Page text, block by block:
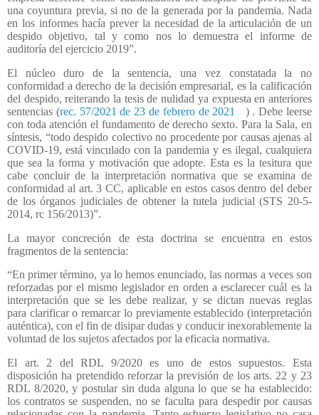
una coyuntura previa, si no de la generada por la pandemia. Nada
en los informes hacía prever la necesidad de la articulación de un
despido objetivo, tal y como nos lo demuestra el informe de
auditoría del ejercicio 2019”.
El núcleo duro de la sentencia, una vez constatada la no
conformidad a derecho de la decisión empresarial, es la calificación
del despido, reiterando la tesis de nulidad ya expuesta en anteriores
sentencias (rec. 57/2021 de 23 de febrero de 2021
) . Debe leerse
con toda atención el fundamento de derecho sexto. Para la Sala, en
síntesis, “todo despido colectivo no procedente por causas ajenas al
COVID-19, está vinculado con la pandemia y es ilegal, cualquiera
que sea la forma y motivación que adopte. Esta es la tesitura que
cabe concluir de la interpretación normativa que se examina de
conformidad al art. 3 CC, aplicable en estos casos dentro del deber
de los órganos judiciales de obtener la tutela judicial (STS 20-5-
2014, rc 156/2013)”.
La mayor concreción de esta doctrina se encuentra en estos
fragmentos de la sentencia:
“En primer término, ya lo hemos enunciado, las normas a veces son
reforzadas por el mismo legislador en orden a esclarecer cuál es la
interpretación que se les debe realizar, y se dictan nuevas reglas
para clarificar o remarcar lo previamente establecido (interpretación
auténtica), con el fin de disipar dudas y conducir inexorablemente la
voluntad de los sujetos afectados por la eficacia normativa.
El art. 2 del RDL 9/2020 es uno de estos supuestos. Esta
disposición ha pretendido reforzar la previsión de los arts. 22 y 23
RDL 8/2020, y postular sin duda alguna lo que se ha establecido:
los contratos se suspenden, no se faculta para despedir por causas